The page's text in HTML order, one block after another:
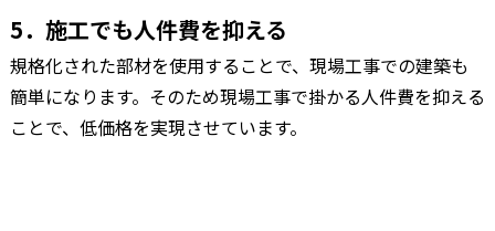
5．施工でも人件費を抑える
規格化された部材を使用することで、現場工事での建築も
簡単になります。そのため現場工事で掛かる人件費を抑える
ことで、低価格を実現させています。